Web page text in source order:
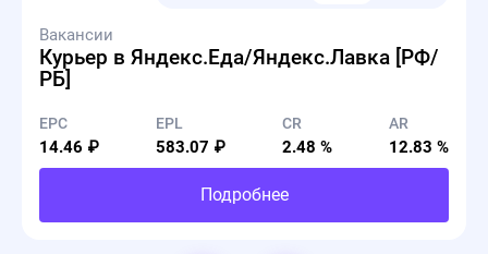
990 ₽ в месяц и откроет доступ ко всем
инструментам для роста прибыли на
маркетплейсах:
— Внешняя аналитика маркетплейсов
— Управление ценой
Вакансии
Курьер в Яндекс.Еда/Яндекс.Лавка [РФ/
РБ]
EPC
14.46 ₽
EPL
583.07 ₽
CR
2.48 %
AR
12.83 %
Подробнее